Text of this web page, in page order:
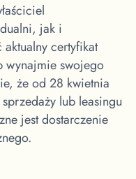
jak i
certyfikat
wynajmie swojego
że od 28 kwietnia
lub leasingu
jest dostarczenie